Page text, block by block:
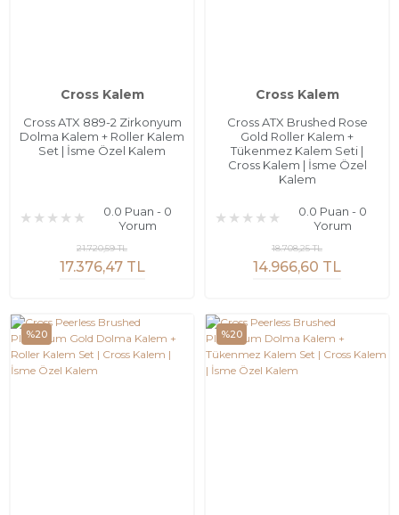
Cross Kalem
Cross ATX 889-2 Zirkonyum
Dolma Kalem + Roller Kalem
Set | İsme Özel Kalem
0.0 Puan - 0
Yorum
17.376,47 TL
21.720,59 TL
Cross Kalem
Cross ATX Brushed Rose
Gold Roller Kalem +
Tükenmez Kalem Seti |
Cross Kalem | İsme Özel
Kalem
0.0 Puan - 0
Yorum
14.966,60 TL
18.708,25 TL
%20 %20